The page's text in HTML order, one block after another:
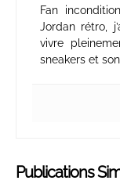
Fan
Jordan rétro,
vivre
sneakers et
Publications